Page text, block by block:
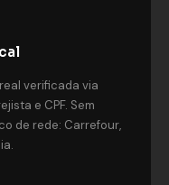
verificada via
e CPF. Sem
de rede: Carrefour,